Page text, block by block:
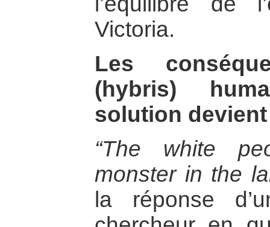
Victoria.
Les
(hybris)
solution
“The white
monster in the
la réponse